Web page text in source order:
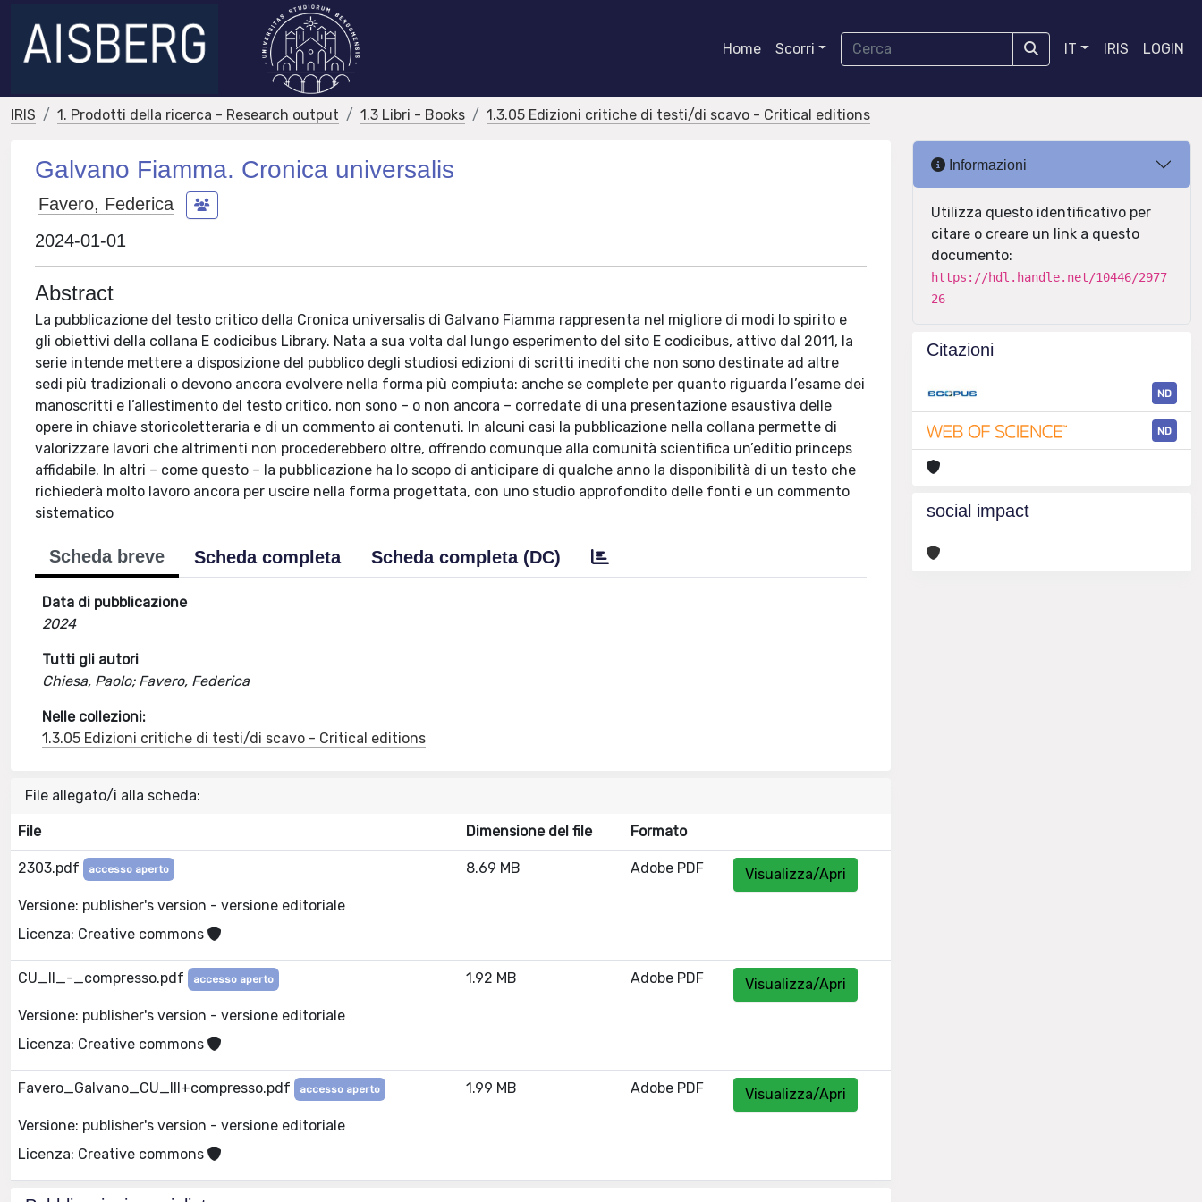
Home Scorri IT IRIS LOGIN
IRIS 1. Prodotti della ricerca - Research output 1.3 Libri - Books 1.3.05 Edizioni critiche di testi/di scavo - Critical editions
Galvano Fiamma. Cronica universalis
Favero, Federica
2024-01-01
Abstract
La pubblicazione del testo critico della Cronica universalis di Galvano Fiamma rappresenta nel migliore di modi lo spirito e
gli obiettivi della collana E codicibus Library. Nata a sua volta dal lungo esperimento del sito E codicibus, attivo dal 2011, la
serie intende mettere a disposizione del pubblico degli studiosi edizioni di scritti inediti che non sono destinate ad altre
sedi più tradizionali o devono ancora evolvere nella forma più compiuta: anche se complete per quanto riguarda l’esame dei
manoscritti e l’allestimento del testo critico, non sono – o non ancora – corredate di una presentazione esaustiva delle
opere in chiave storicoletteraria e di un commento ai contenuti. In alcuni casi la pubblicazione nella collana permette di
valorizzare lavori che altrimenti non procederebbero oltre, offrendo comunque alla comunità scientifica un’editio princeps
affidabile. In altri – come questo – la pubblicazione ha lo scopo di anticipare di qualche anno la disponibilità di un testo che
richiederà molto lavoro ancora per uscire nella forma progettata, con uno studio approfondito delle fonti e un commento
sistematico
Scheda breve Scheda completa Scheda completa (DC)
Data di pubblicazione
2024
Tutti gli autori
Chiesa, Paolo; Favero, Federica
Nelle collezioni:
1.3.05 Edizioni critiche di testi/di scavo - Critical editions
File allegato/i alla scheda:
File Dimensione del file Formato
2303.pdf accesso aperto
Versione: publisher's version - versione editoriale
Licenza: Creative commons
8.69 MB Adobe PDF Visualizza/Apri
CU_II_-_compresso.pdf accesso aperto
Versione: publisher's version - versione editoriale
Licenza: Creative commons
1.92 MB Adobe PDF Visualizza/Apri
Favero_Galvano_CU_III+compresso.pdf accesso aperto
Versione: publisher's version - versione editoriale
Licenza: Creative commons
1.99 MB Adobe PDF Visualizza/Apri
Informazioni
Utilizza questo identificativo per
citare o creare un link a questo
documento:
https://hdl.handle.net/10446/2977
26
Citazioni
ND
ND
social impact